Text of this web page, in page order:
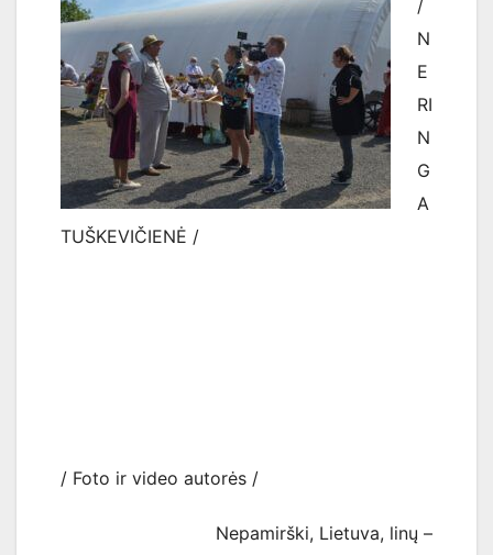
/
N
E
RI
N
G
A
TUŠKEVIČIENĖ /
/ Foto ir video autorės /
Nepamirški, Lietuva, linų –